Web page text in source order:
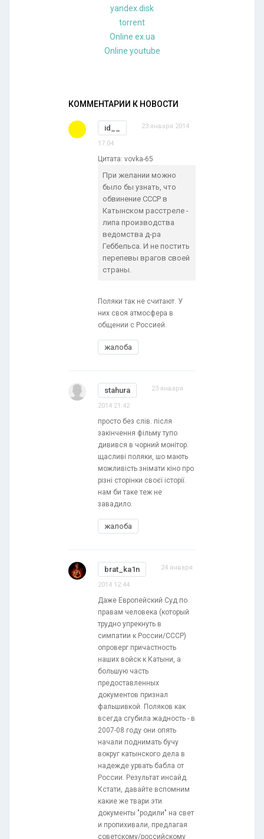
yandex.disk
torrent
Online ex.ua
Online youtube
КОММЕНТАРИИ К НОВОСТИ
id__ 23 января 2014
17:04
Цитата: vovka-65
При желании можно
было бы узнать, что
обвинение СССР в
Катынском расстреле -
липа производства
ведомства д-ра
Геббельса. И не постить
перепевы врагов своей
страны.
Поляки так не считают. У
них своя атмосфера в
общении с Россией.
жалоба
stahura 23 января
2014 21:42
просто без слів. після
закінчення фільму тупо
дивився в чорний монітор.
щасливі поляки, шо мають
можливість знімати кіно про
різні сторінки своєї історії.
нам би таке теж не
завадило.
жалоба
brat_ka1n 24 января
2014 12:44
Даже Европейский Суд по
правам человека (который
трудно упрекнуть в
симпатии к России/СССР)
опроверг причастность
наших войск к Катыни, а
большую часть
предоставленных
документов признал
фальшивкой. Поляков как
всегда сгубила жадность - в
2007-08 году они опять
начали поднимать бучу
вокруг катынского дела в
надежде урвать бабла от
России. Результат инсайд.
Кстати, давайте вспомним
какие же твари эти
документы "родили" на свет
и пропихивали, предлагая
советскому/российскому